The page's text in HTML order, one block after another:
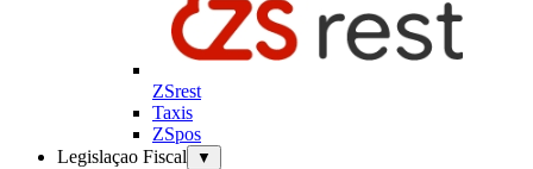
ZSrest
Taxis
ZSpos
Legislaçao Fiscal
▼